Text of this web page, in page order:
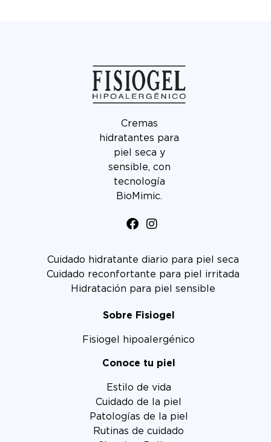
Cremas
hidratantes para
piel seca y
sensible, con
tecnología
BioMimic.
Cuidado hidratante diario para piel seca
Cuidado reconfortante para piel irritada
Hidratación para piel sensible
Sobre Fisiogel
Fisiogel hipoalergénico
Conoce tu piel
Estilo de vida
Cuidado de la piel
Patologías de la piel
Rutinas de cuidado